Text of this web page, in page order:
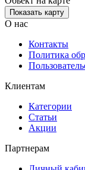
Показать карту
О нас
Контакты
Политика
Клиентам
Категории
Статьи
Акции
Партнерам